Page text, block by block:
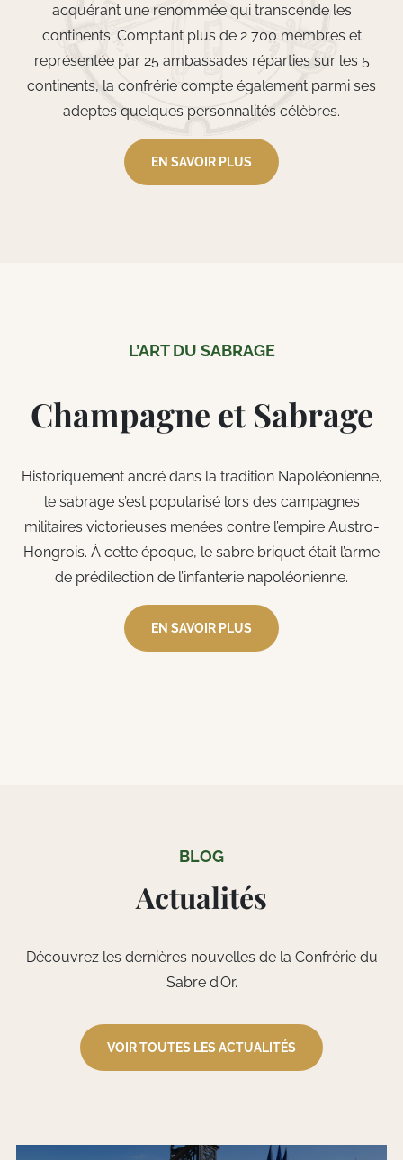
acquérant une renommée qui transcende les
continents. Comptant plus de 2 700 membres et
représentée par 25 ambassades réparties sur les 5
continents, la confrérie compte également parmi ses
adeptes quelques personnalités célèbres.
EN SAVOIR PLUS
L’ART DU SABRAGE
Champagne et Sabrage
Historiquement ancré dans la tradition Napoléonienne,
le sabrage s’est popularisé lors des campagnes
militaires victorieuses menées contre l’empire Austro-
Hongrois. À cette époque, le sabre briquet était l’arme
de prédilection de l’infanterie napoléonienne.
EN SAVOIR PLUS
BLOG
Actualités
Découvrez les dernières nouvelles de la Confrérie du
Sabre d’Or.
VOIR TOUTES LES ACTUALITÉS